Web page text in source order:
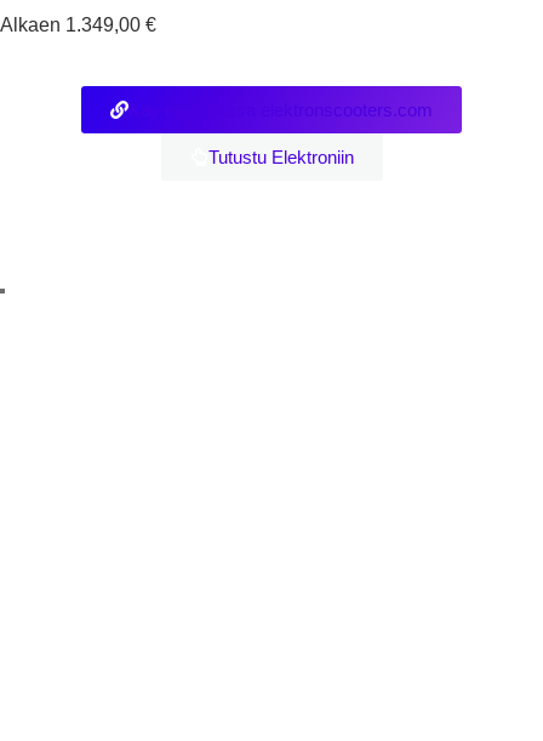
Alkaen 1.349,00 €
Käy osoitteessa elektronscooters.com
Tutustu Elektroniin